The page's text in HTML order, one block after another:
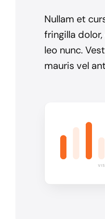
Nullam et
fringilla
leo nunc.
mauris vel